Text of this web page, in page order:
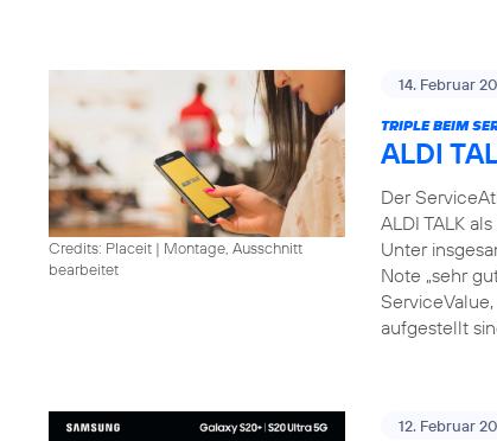
Credits: Placeit | Montage, Ausschnitt
bearbeitet
14. Februar
TRIPLE BEIM
ALDI
Der
ALDI TALK
Unter
Note „sehr
aufgestellt
12. Februar